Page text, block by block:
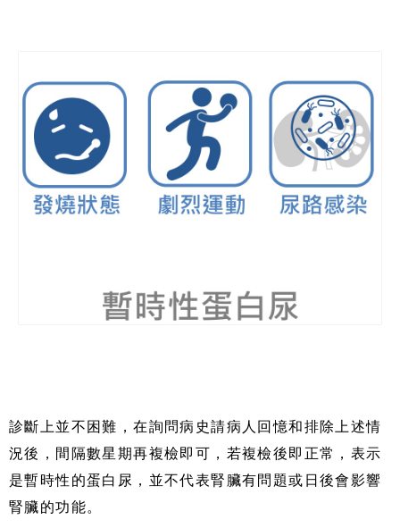
診斷上並不困難，在詢問病史請病人回憶和排除上述情
況後，間隔數星期再複檢即可，若複檢後即正常，表示
是暫時性的蛋白尿，並不代表腎臟有問題或日後會影響
腎臟的功能。